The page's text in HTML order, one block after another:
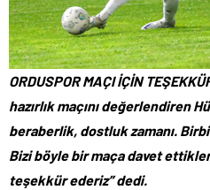
ORDUSPOR MAÇI İÇİN
hazırlık maçını değerlendiren
beraberlik, dostluk zamanı.
Bizi böyle bir maça davet
teşekkür ederiz” dedi.